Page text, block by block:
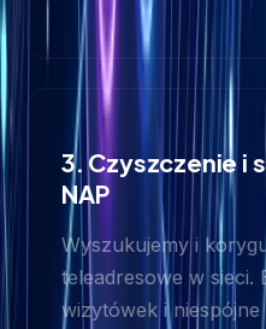
3. Czyszczenie i
NAP
Wyszukujemy i
teleadresowe w sieci.
wizytówek i niespójne